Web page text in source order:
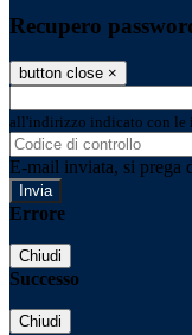
Recupero
button close ×
all'indirizzo indicato con le
E-mail inviata, si prega
Errore
Chiudi
Successo
Chiudi